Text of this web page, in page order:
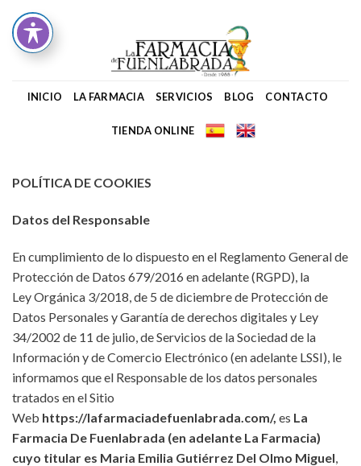
content
INICIO LA FARMACIA SERVICIOS BLOG CONTACTO
TIENDA ONLINE
POLÍTICA DE COOKIES
Datos del Responsable
En cumplimiento de lo dispuesto en el Reglamento General de
Protección de Datos 679/2016 en adelante (RGPD), la
Ley Orgánica 3/2018, de 5 de diciembre de Protección de
Datos Personales y Garantía de derechos digitales y Ley
34/2002 de 11 de julio, de Servicios de la Sociedad de la
Información y de Comercio Electrónico (en adelante LSSI), le
informamos que el Responsable de los datos personales
tratados en el Sitio
Web https://lafarmaciadefuenlabrada.com/, es La
Farmacia De Fuenlabrada (en adelante La Farmacia)
cuyo titular es Maria Emilia Gutiérrez Del Olmo Miguel